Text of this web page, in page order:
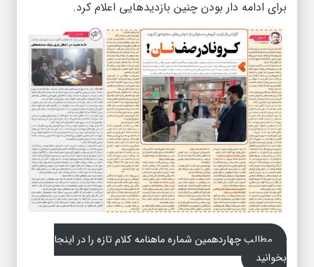
برای ادامه دار بودن چنین بازدیدهایی اعلام کرد.
مطالب چهاردهمین شماره ماهنامه کلام تازه را در اینجا
بخوانید